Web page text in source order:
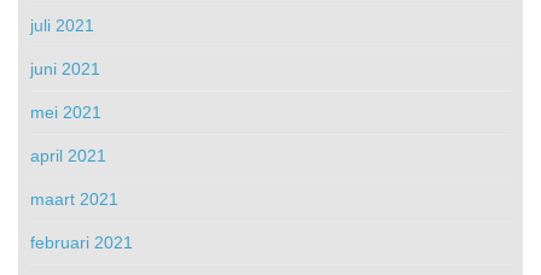
juli 2021
juni 2021
mei 2021
april 2021
maart 2021
februari 2021